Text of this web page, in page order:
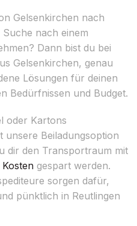
Gelsenkirchen nach
nach einem
Dann bist du bei
Gelsenkirchen, genau
Lösungen für deinen
Bedürfnissen und Budget.
oder Kartons
Beiladungsoption
dir den Transportraum mit
Kosten gespart werden.
sorgen dafür,
pünktlich in Reutlingen